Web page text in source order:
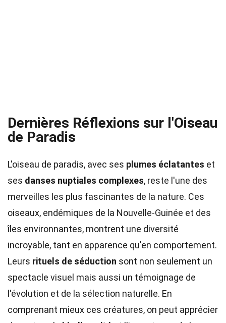
Dernières Réflexions sur l'Oiseau
de Paradis
L'oiseau de paradis, avec ses plumes éclatantes et
ses danses nuptiales complexes, reste l'une des
merveilles les plus fascinantes de la nature. Ces
oiseaux, endémiques de la Nouvelle-Guinée et des
îles environnantes, montrent une diversité
incroyable, tant en apparence qu'en comportement.
Leurs rituels de séduction sont non seulement un
spectacle visuel mais aussi un témoignage de
l'évolution et de la sélection naturelle. En
comprenant mieux ces créatures, on peut apprécier